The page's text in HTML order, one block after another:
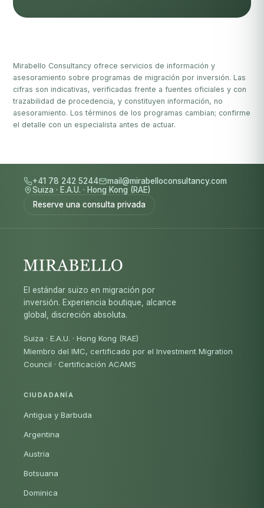
Mirabello Consultancy ofrece servicios de información y
asesoramiento sobre programas de migración por inversión. Las
cifras son indicativas, verificadas frente a fuentes oficiales y con
trazabilidad de procedencia, y constituyen información, no
asesoramiento. Los términos de los programas cambian; confirme
el detalle con un especialista antes de actuar.
+41 78 242 5244
mail@mirabelloconsultancy.com
Suiza · E.A.U. · Hong Kong (RAE)
Reserve una consulta privada
El estándar suizo en migración por
inversión. Experiencia boutique, alcance
global, discreción absoluta.
Suiza · E.A.U. · Hong Kong (RAE)
Miembro del IMC, certificado por el Investment Migration
Council · Certificación ACAMS
CIUDADANÍA
Antigua y Barbuda
Argentina
Austria
Botsuana
Dominica